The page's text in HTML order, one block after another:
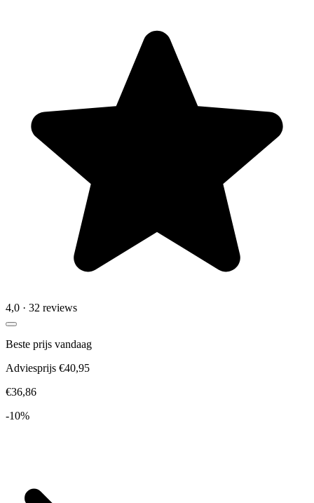
4,0 · 32 reviews
Beste prijs vandaag
Adviesprijs €40,95
€36,86
-10%